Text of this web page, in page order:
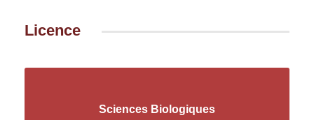
Licence
Sciences Biologiques